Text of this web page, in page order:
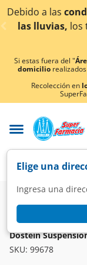
< divocasionadas
podrían verse
Si estas fuera del "
domicilio
Recolección en
Elige una
Ingresa una
Farmacia
Vías
DOSTEIN
Dostein
SKU: 99678